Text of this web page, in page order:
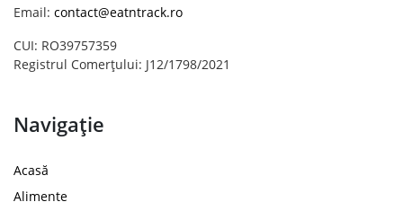
Email: contact@eatntrack.ro
CUI: RO39757359
Registrul Comerțului: J12/1798/2021
Navigație
Acasă
Alimente